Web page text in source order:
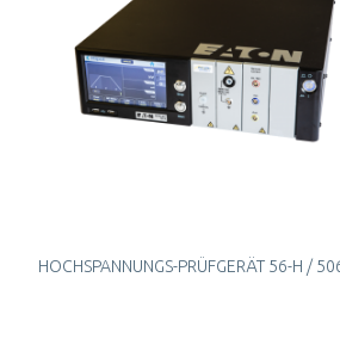
HOCHSPANNUNGS-PRÜFGERÄT 56-H /